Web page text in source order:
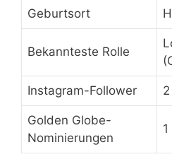
Geburtsort
Bekannteste Rolle
Instagram-Follower
Golden Globe-
Nominierungen
1